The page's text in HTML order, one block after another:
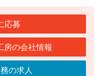
応募
房の会社情報
の求人